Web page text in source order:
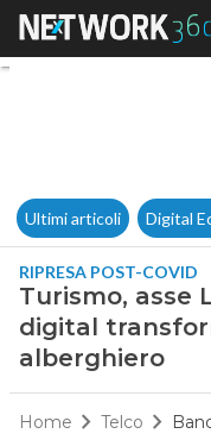
Ultimi articoli Digital
RIPRESA POST-COVID
Turismo, asse
digital
alberghiero
Home Telco